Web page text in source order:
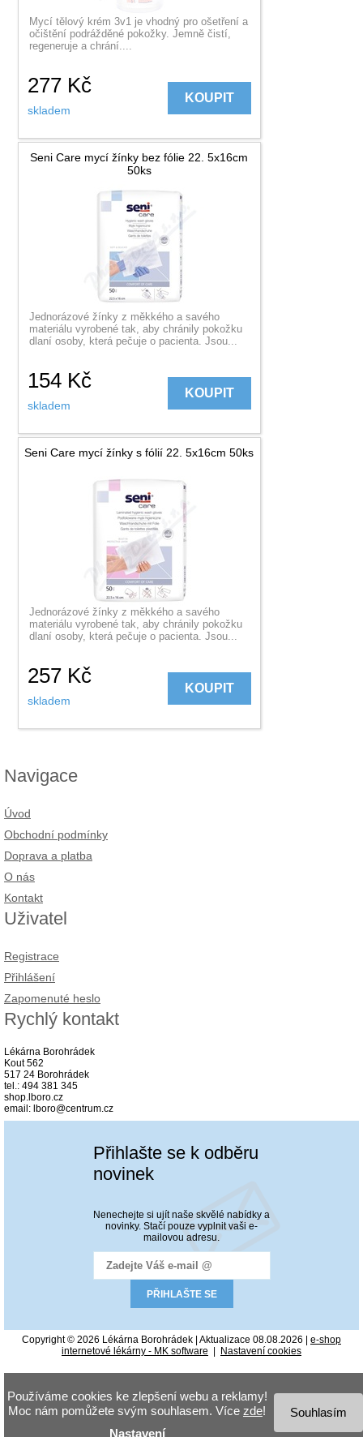
Mycí tělový krém 3v1 je vhodný pro ošetření a
očištění podrážděné pokožky. Jemně čistí,
regeneruje a chrání....
277 Kč
skladem
KOUPIT
Seni Care mycí žínky bez fólie 22. 5x16cm
50ks
Jednorázové žínky z měkkého a savého
materiálu vyrobené tak, aby chránily pokožku
dlaní osoby, která pečuje o pacienta. Jsou...
154 Kč
skladem
KOUPIT
Seni Care mycí žínky s fólií 22. 5x16cm 50ks
Jednorázové žínky z měkkého a savého
materiálu vyrobené tak, aby chránily pokožku
dlaní osoby, která pečuje o pacienta. Jsou...
257 Kč
skladem
KOUPIT
Navigace
Úvod
Obchodní podmínky
Doprava a platba
O nás
Kontakt
Uživatel
Registrace
Přihlášení
Zapomenuté heslo
Rychlý kontakt
Lékárna Borohrádek
Kout 562
517 24 Borohrádek
tel.: 494 381 345
shop.lboro.cz
email: lboro@centrum.cz
Přihlašte se k odběru
novinek
Nenechejte si ujít naše skvělé nabídky a
novinky. Stačí pouze vyplnit vaši e-
mailovou adresu.
Copyright © 2026 Lékárna Borohrádek | Aktualizace 08.08.2026 | e-shop
internetové lékárny - MK software
Nastavení cookies
Souhlasím
Používáme cookies ke zlepšení webu a reklamy!
Moc nám pomůžete svým souhlasem. Více zde!
Nastavení